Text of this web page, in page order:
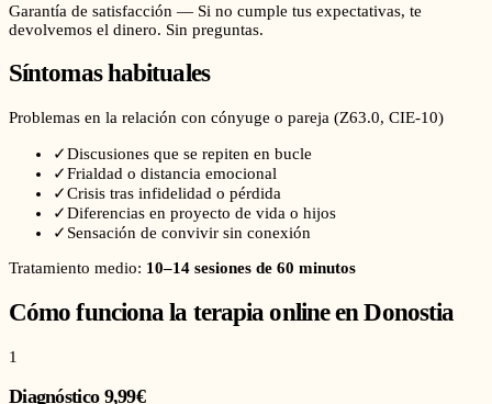
Garantía de satisfacción — Si no cumple tus expectativas, te
devolvemos el dinero. Sin preguntas.
Síntomas habituales
Problemas en la relación con cónyuge o pareja (Z63.0, CIE-10)
✓Discusiones que se repiten en bucle
✓Frialdad o distancia emocional
✓Crisis tras infidelidad o pérdida
✓Diferencias en proyecto de vida o hijos
✓ Sensación de convivir sin conexión
Tratamiento medio: 10–14 sesiones de 60 minutos
Cómo funciona la terapia online enDonostia
1
Diagnóstico 9,99€